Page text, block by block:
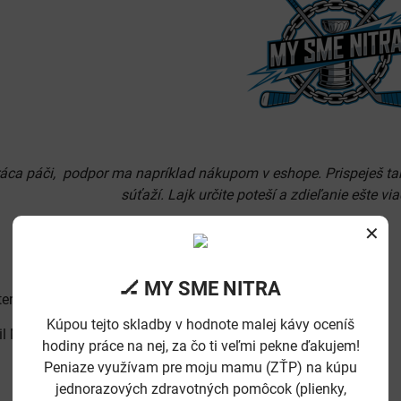
páči, podpor ma napríklad nákupom v eshope. Prispeješ
súťaží. Lajk určite poteší a zdieľanie ešte
Mário Jarolím Šturdík ©Všetky práva vyhradené.
✕
🏒 MY SME NITRA
Kúpou tejto skladby v hodnote malej kávy oceníš
hodiny práce na nej, za čo ti veľmi pekne ďakujem!
Peniaze využívam pre moju mamu (ZŤP) na kúpu
jednorazových zdravotných pomôcok (plienky,